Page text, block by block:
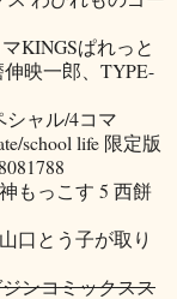
KINGSぱれっと
伸映一郎、TYPE-
シャル/4コマ
school life 限定版
もっこす 5 西餅
口とう子が取り
ンコミックスス